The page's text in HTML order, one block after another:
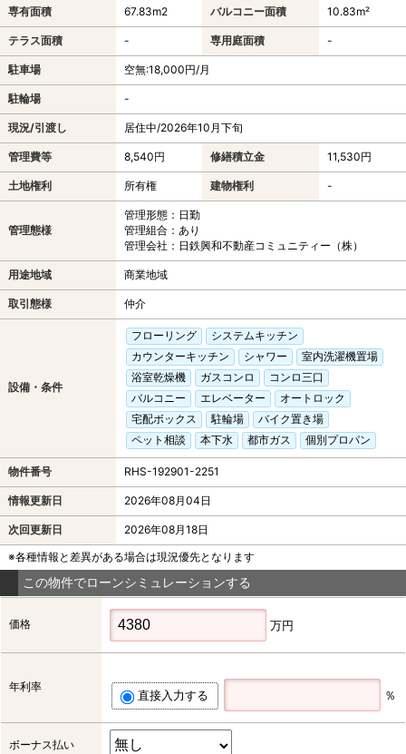
専有面積 67.83m2 バルコニー面積 10.83m²
テラス面積 - 専用庭面積 -
駐車場 空無:18,000円/月
駐輪場 -
現況/引渡し 居住中/2026年10月下旬
管理費等 8,540円 修繕積立金 11,530円
土地権利 所有権 建物権利 -
管理態様
管理形態：日勤
管理組合：あり
管理会社：日鉄興和不動産コミュニティー（株）
用途地域 商業地域
取引態様 仲介
設備・条件
フローリング
システムキッチン
カウンターキッチン
シャワー
室内洗濯機置場
浴室乾燥機
ガスコンロ
コンロ三口
バルコニー
エレベーター
オートロック
宅配ボックス
駐輪場
バイク置き場
ペット相談
本下水 都市ガス 個別プロパン
物件番号 RHS-192901-2251
情報更新日 2026年08月04日
次回更新日
2026年08月18日
※各種情報と差異がある場合は現況優先となります
この物件でローンシミュレーションする
価格 万円
年利率
直接入力する ％
ボーナス払い